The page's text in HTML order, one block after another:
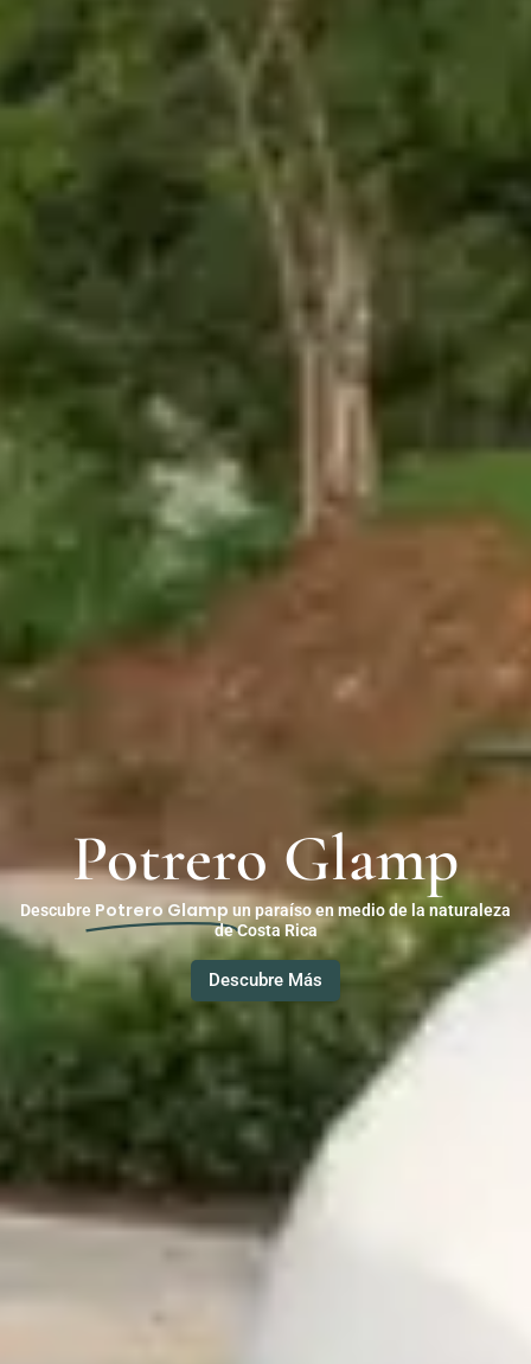
Potrero Glamp
Descubre Potrero Glamp un paraíso en medio de la naturaleza
de Costa Rica
Descubre Más